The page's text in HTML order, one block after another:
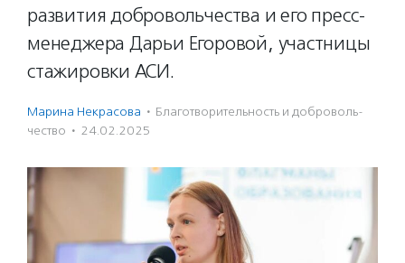
развития добровольчества и его пресс-
менеджера Дарьи Егоровой, участницы
стажировки АСИ.
Марина Некрасова · Благотвори­тель­ность и доброволь­
чест­во · 24.02.2025